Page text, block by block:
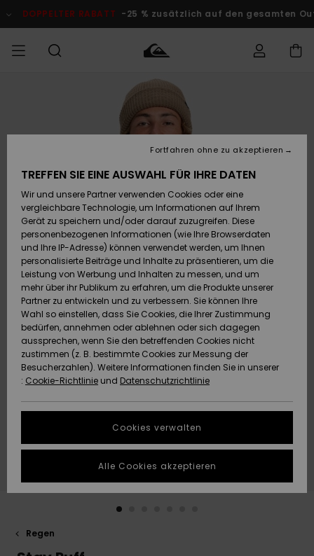
ProduktinformationRABATT -25 % zusätzlich auf den gesamten Outlet-
Kleidung
Accessoires
Schuhe&
Flip-Flops
Surf
Snow
Brandneu
Highlights
JUNGEN
Kleidung
Accessoires
Schuhe&
Flip-Flops
Surf
Snow
Brandneu
Highlights
FRAUEN
Shop
Brandneu
Highlights
Snow
SURF
Surf Shop
Männer
Kinder
Highlights
Community
SNOW
Snow Shop
Männer
Kinder
Snow Shop
Damen
Highlights
Community
DOPPELTER
RABATT
Outlet
Herren
KINDER
Outlet
Frauen
HILFE & KONTAKT
Auf meine
Bestellung
zugreifen
Versand
Retouren
Bezahlung
Geschenkkarte
Quiksilver
Freedom
Datenschutz
Starten Sie eine
Unterhaltung,
schnellste
Antwort auf Ihre
Frage zu
NACHHALTIGKEIT
WUNSCHLISTE
Regen
TREFFEN SIE EINE AUSWAHL FÜR IHRE DATEN
Wir und unsere Partner verwenden Cookies oder eine
vergleichbare Technologie, um Informationen auf Ihrem
Gerät zu speichern und/oder darauf zuzugreifen. Diese
personenbezogenen Informationen (wie Ihre Browserdaten
und Ihre IP-Adresse) können verwendet werden, um Ihnen
personalisierte Beiträge und Inhalte zu präsentieren, um die
Leistung von Werbung und Inhalten zu messen, und um
mehr über ihr Publikum zu erfahren, um die Produkte unserer
Partner zu entwickeln und zu verbessern. Sie können Ihre
Wahl so einstellen, dass Sie Cookies, die Ihrer Zustimmung
bedürfen, annehmen oder ablehnen oder sich dagegen
aussprechen, wenn Sie den betreffenden Cookies nicht
zustimmen (z. B. bestimmte Cookies zur Messung der
Besucherzahlen). Weitere Informationen finden Sie in unserer
: Cookie-Richtlinie und Datenschutzrichtlinie
Cookies verwalten
Fortfahren ohne zu akzeptieren
Alle Cookies akzeptieren